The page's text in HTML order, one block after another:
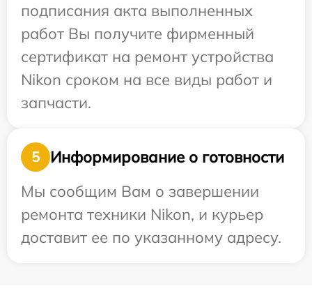
подписания акта выполненных
работ Вы получите фирменный
сертификат на ремонт устройства
Nikon сроком на все виды работ и
запчасти.
5
Информирование о готовности
Мы сообщим Вам о завершении
ремонта техники Nikon, и курьер
доставит ее по указанному адресу.